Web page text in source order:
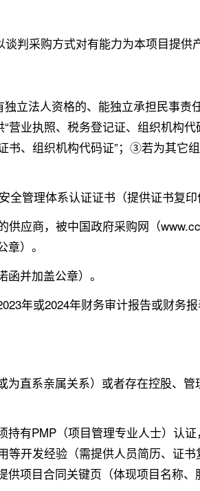
判采购方式对有能力为本项目提供
立法人资格的、能独立承担民事
营业执照、税务登记证、组织机构
书、组织机构代码证”；③若为其它
管理体系认证证书（提供证书复印
供应商，被中国政府采购网（
）。
并加盖公章）。
年或2024年财务审计报告或财务
直系亲属关系）或者存在控股、
有PMP（项目管理专业人士）认
开发经验（需提供人员简历、证
项目合同关键页（体现项目名称、